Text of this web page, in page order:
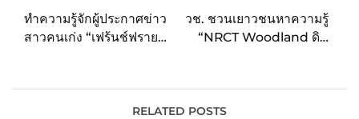
ทำความรู้จักผู้ประกาศข่าว
สาวคนเก่ง “เฟร้นช์ฟราย-ริ
วช. ชวนเยาวชนหาความรู้
“NRCT Woodland ดิน
เทคโนโลยีแห่งชาติ 2565
RELATED POSTS